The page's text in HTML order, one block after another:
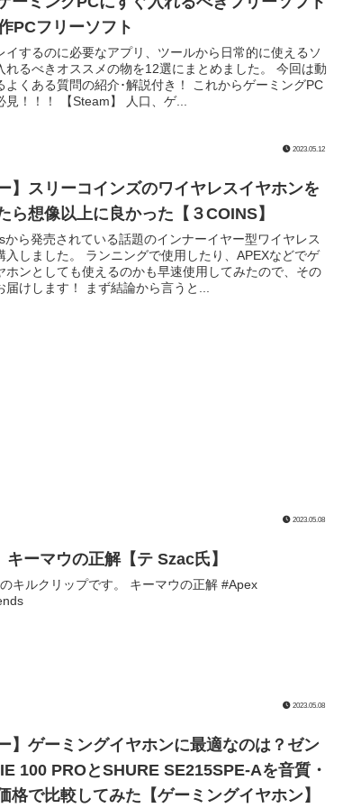
PCフリーソフト
イするのに必要なアプリ、ツールから日常的に使えるソ
れるべきオススメの物を12選にまとめました。 今回は動
よくある質問の紹介･解説付き！ これからゲーミングPC
見！！！ 【Steam】 人口、ゲ...
2023.05.12
】スリーコインズのワイヤレスイヤホンを
ら想像以上に良かった【３COINS】
から発売されている話題のインナーイヤー型ワイヤレス
入しました。 ランニングで使用したり、APEXなどでゲ
ホンとしても使えるのかも早速使用してみたので、その
届けします！ まず結論から言うと...
2023.05.08
キーマウの正解【テ Szac氏】
キルクリップです。 キーマウの正解 #Apex
2023.05.08
】ゲーミングイヤホンに最適なのは？ゼン
100 PROとSHURE SE215SPE-Aを音質・
格で比較してみた【ゲーミングイヤホン】